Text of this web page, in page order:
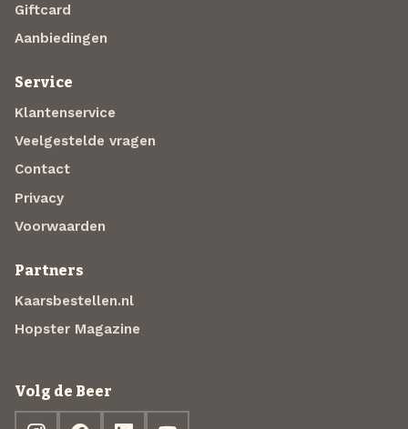
Giftcard
Aanbiedingen
Service
Klantenservice
Veelgestelde vragen
Contact
Privacy
Voorwaarden
Partners
Kaarsbestellen.nl
Hopster Magazine
Volg de Beer